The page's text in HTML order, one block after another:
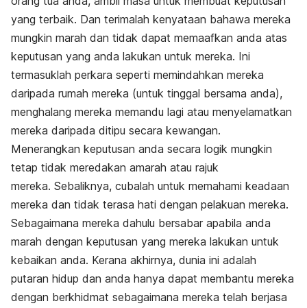
yang terbaik. Dan terimalah kenyataan bahawa mereka
mungkin marah dan tidak dapat memaafkan anda atas
keputusan yang anda lakukan untuk mereka. Ini
termasuklah perkara seperti memindahkan mereka
daripada rumah mereka (untuk tinggal bersama anda),
menghalang mereka memandu lagi atau menyelamatkan
mereka daripada ditipu secara kewangan.
Menerangkan keputusan anda secara logik mungkin
tetap tidak meredakan amarah atau rajuk
mereka. Sebaliknya, cubalah untuk memahami keadaan
mereka dan tidak terasa hati dengan pelakuan mereka.
Sebagaimana mereka dahulu bersabar apabila anda
marah dengan keputusan yang mereka lakukan untuk
kebaikan anda. Kerana akhirnya, dunia ini adalah
putaran hidup dan anda hanya dapat membantu mereka
dengan berkhidmat sebagaimana mereka telah berjasa